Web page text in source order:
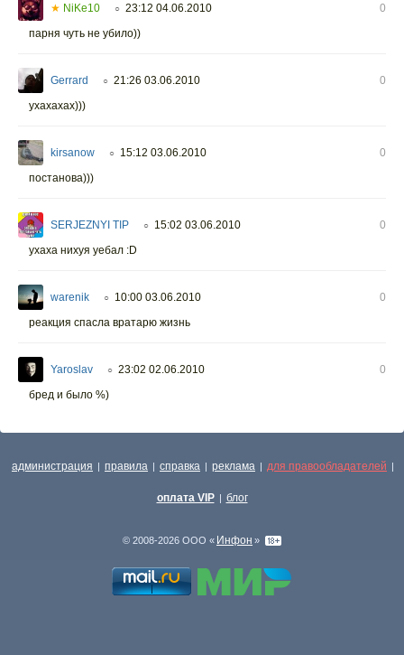
★ NiKe10 ○ 23:12 04.06.2010
0
парня чуть не убило))
Gerrard ○ 21:26 03.06.2010
0
ухахахах)))
kirsanow ○ 15:12 03.06.2010
0
постанова)))
SERJEZNYI TIP ○ 15:02 03.06.2010
0
ухаха нихуя уебал :D
warenik ○ 10:00 03.06.2010
0
реакция спасла вратарю жизнь
Yaroslav ○ 23:02 02.06.2010
0
бред и было %)
администрация | правила | справка | реклама | для правообладателей |
оплата VIP | блог
© 2008-2026 ООО « Инфон »